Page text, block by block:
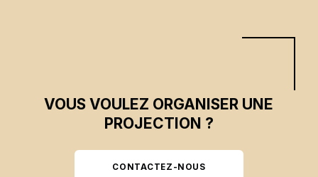
VOUS VOULEZ ORGANISER UNE
PROJECTION ?
CONTACTEZ-NOUS